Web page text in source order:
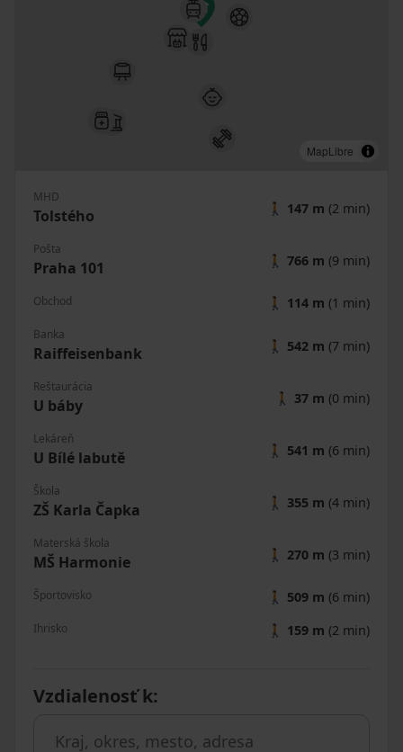
MapLibre
MHD
Tolstého 🚶 147 m (2 min)
Pošta
Praha 101 🚶 766 m (9 min)
Obchod 🚶 114 m (1 min)
Banka
Raiffeisenbank 🚶 542 m (7 min)
Reštaurácia
U báby 🚶 37 m (0 min)
Lekáreň
U Bílé labutě 🚶 541 m (6 min)
Škola
ZŠ Karla Čapka 🚶 355 m (4 min)
Materská škola
MŠ Harmonie 🚶 270 m (3 min)
Športovisko 🚶 509 m (6 min)
Ihrisko 🚶 159 m (2 min)
Vzdialenosť k: